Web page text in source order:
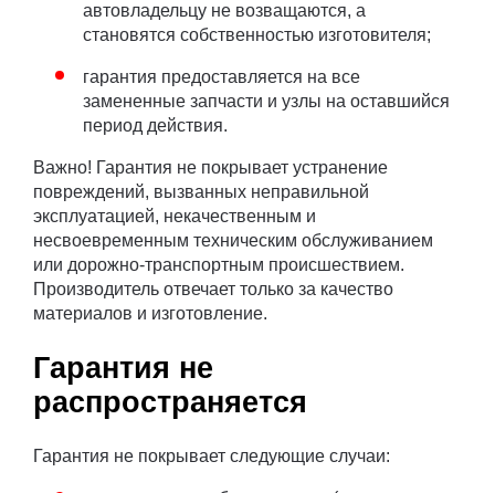
автовладельцу не возващаются, а
становятся собственностью изготовителя;
гарантия предоставляется на все
замененные запчасти и узлы на оставшийся
период действия.
Важно! Гарантия не покрывает устранение
повреждений, вызванных неправильной
эксплуатацией, некачественным и
несвоевременным техническим обслуживанием
или дорожно-транспортным происшествием.
Производитель отвечает только за качество
материалов и изготовление.
Гарантия не
распространяется
Гарантия не покрывает следующие случаи: